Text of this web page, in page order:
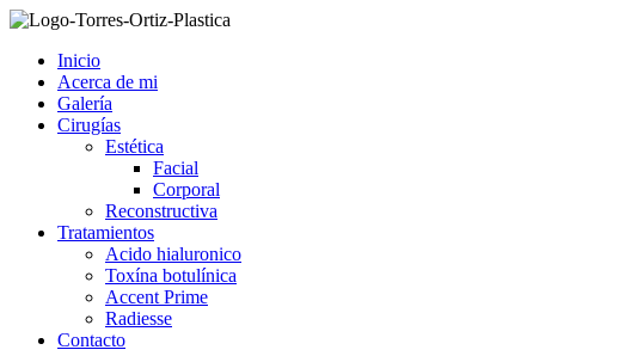
Ir
contenido
Inicio
Acerca de mi
Galería
Cirugías
Estética
Facial
Corporal
Reconstructiva
Tratamientos
Acido hialuronico
Toxína botulínica
Accent Prime
Radiesse
Contacto